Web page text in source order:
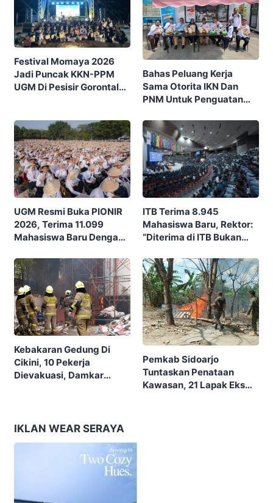
Festival Momaya 2026
Jadi Puncak KKN-PPM
UGM Di Pesisir Gorontalo,
Bahas Peluang Kerja
Sama Otorita IKN Dan
PNM Untuk Penguatan
Nusantara
UGM Resmi Buka PIONIR
2026, Terima 11.099
Mahasiswa Baru Dengan
Membangun Bangsa”
ITB Terima 8.945
Mahasiswa Baru, Rektor:
“Diterima di ITB Bukan
Kebakaran Gedung Di
Cikini, 10 Pekerja
Dievakuasi, Damkar
Pemkab Sidoarjo
Tuntaskan Penataan
Kawasan, 21 Lapak Eks
IKLAN WEAR SERAYA